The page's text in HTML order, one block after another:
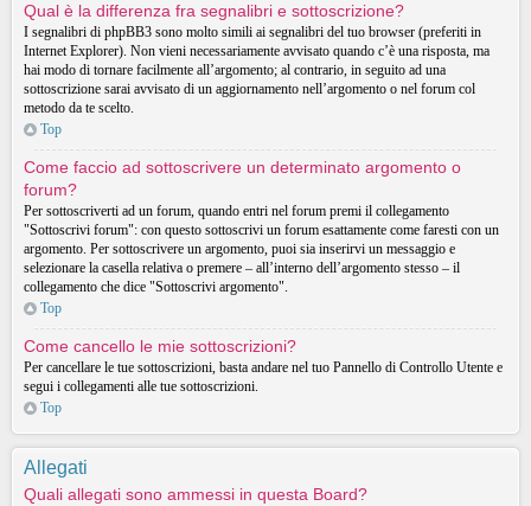
Qual è la differenza fra segnalibri e sottoscrizione?
I segnalibri di phpBB3 sono molto simili ai segnalibri del tuo browser (preferiti in
Internet Explorer). Non vieni necessariamente avvisato quando c’è una risposta, ma
hai modo di tornare facilmente all’argomento; al contrario, in seguito ad una
sottoscrizione sarai avvisato di un aggiornamento nell’argomento o nel forum col
metodo da te scelto.
Top
Come faccio ad sottoscrivere un determinato argomento o
forum?
Per sottoscriverti ad un forum, quando entri nel forum premi il collegamento
"Sottoscrivi forum": con questo sottoscrivi un forum esattamente come faresti con un
argomento. Per sottoscrivere un argomento, puoi sia inserirvi un messaggio e
selezionare la casella relativa o premere – all’interno dell’argomento stesso – il
collegamento che dice "Sottoscrivi argomento".
Top
Come cancello le mie sottoscrizioni?
Per cancellare le tue sottoscrizioni, basta andare nel tuo Pannello di Controllo Utente e
segui i collegamenti alle tue sottoscrizioni.
Top
Allegati
Quali allegati sono ammessi in questa Board?